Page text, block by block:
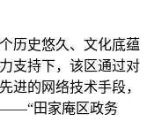
历史悠久、文化底蕴
支持下，该区通过对
进的网络技术手段，
——“田家庵区政务